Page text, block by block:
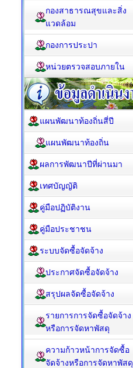
กองสาธารณสุขและสิ่ง
แวดล้อม
กองการประปา
หน่วยตรวจสอบภายใน
แผนพัฒนาท้องถิ่นสี่ปี
แผนพัฒนาท้องถิ่น
ผลการพัฒนาปีที่ผ่านมา
เทศบัญญัติ
คู่มือปฏิบัติงาน
คู่มือประชาชน
ระบบจัดซื้อจัดจ้าง
ประกาศจัดซื้อจัดจ้าง
สรุปผลจัดซื้อจัดจ้าง
รายการการจัดซื้อจัดจ้าง
หรือการจัดหาพัสดุ
ความก้าวหน้าการจัดซื้อ
จัดจ้างหรือการจัดหาพัสดุ